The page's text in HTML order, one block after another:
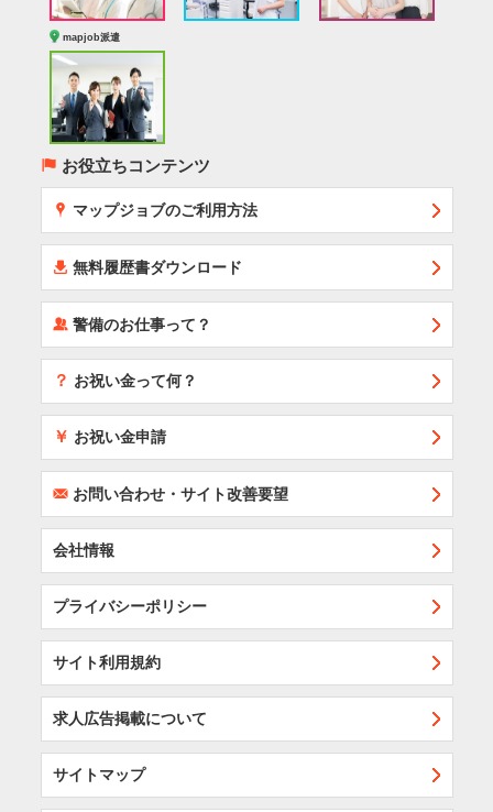
mapjob派遣
( お役立ちコンテンツ
x マップジョブのご利用方法
í 無料履歴書ダウンロード
‰警備のお仕事って？
？ お祝い金って何？
￥ お祝い金申請
Fお問い合わせ・サイト改善要望
会社情報
プライバシーポリシー
サイト利用規約
求人広告掲載について
サイトマップ